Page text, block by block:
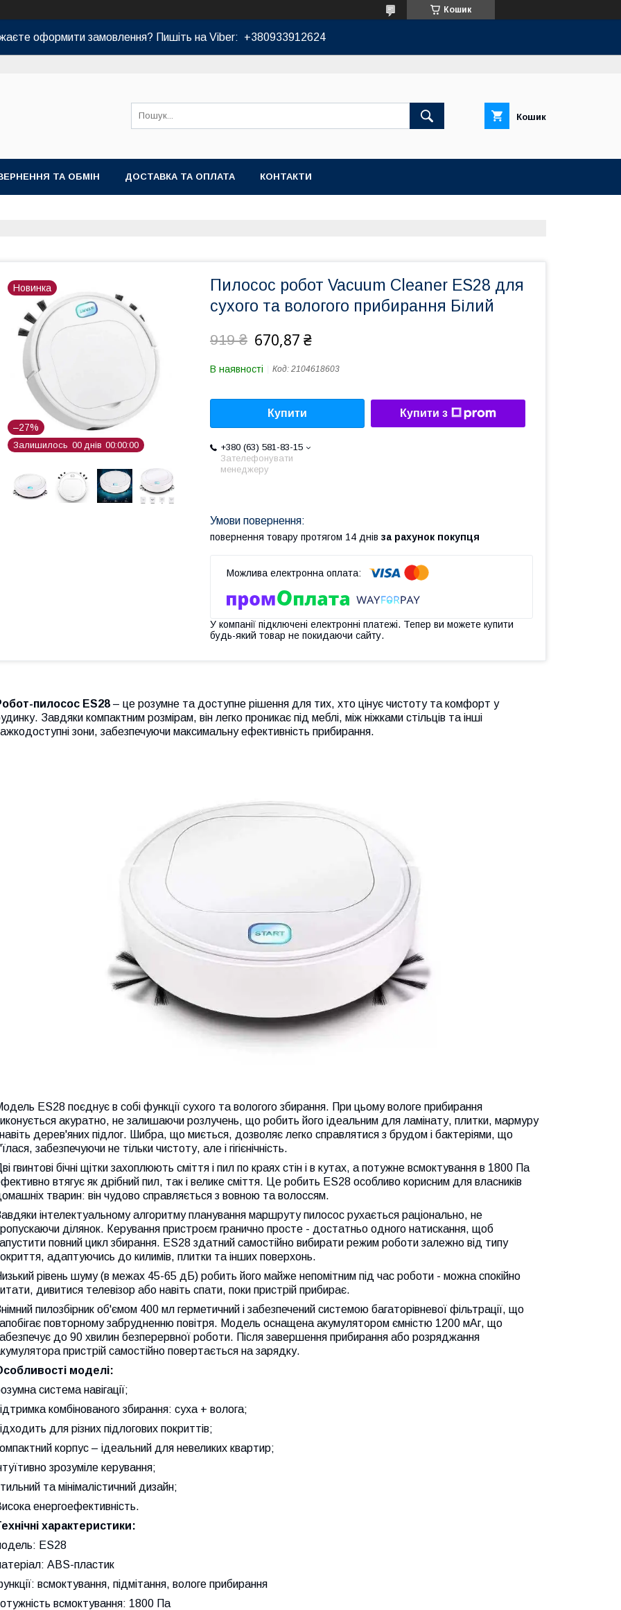
Кошик
оформити замовлення? Пишіть на Viber: +380933912624
Кошик
ТА ОБМІН ДОСТАВКА ТА ОПЛАТА КОНТАКТИ
Новинка
–27%
Залишилось 00 днів 00 00 00
Пилосос робот Vacuum Cleaner ES28 для
сухого та вологого прибирання Білий
919 ₴ 670,87 ₴
В наявності Код: 2104618603
Купити Купити з
+380 (63) 581-83-15
Зателефонувати
менеджеру
повернення товару протягом 14 днів за рахунок покупця
У компанії підключені електронні платежі. Тепер ви можете купити
будь-який товар не покидаючи сайту.
пилосос ES28 – це розумне та доступне рішення для тих, хто цінує чистоту та комфорт у
Завдяки компактним розмірам, він легко проникає під меблі, між ніжками стільців та інші
зони, забезпечуючи максимальну ефективність прибирання.
ES28 поєднує в собі функції сухого та вологого збирання. При цьому вологе прибирання
акуратно, не залишаючи розлучень, що робить його ідеальним для ламінату, плитки, мармуру
навіть дерев'яних підлог. Шибра, що миється, дозволяє легко справлятися з брудом і бактеріями, що
забезпечуючи не тільки чистоту, але і гігієнічність.
гвинтові бічні щітки захоплюють сміття і пил по краях стін і в кутах, а потужне всмоктування в 1800 Па
втягує як дрібний пил, так і велике сміття. Це робить ES28 особливо корисним для власників
тварин: він чудово справляється з вовною та волоссям.
інтелектуальному алгоритму планування маршруту пилосос рухається раціонально, не
ділянок. Керування пристроєм гранично просте - достатньо одного натискання, щоб
повний цикл збирання. ES28 здатний самостійно вибирати режим роботи залежно від типу
адаптуючись до килимів, плитки та інших поверхонь.
рівень шуму (в межах 45-65 дБ) робить його майже непомітним під час роботи - можна спокійно
дивитися телевізор або навіть спати, поки пристрій прибирає.
пилозбірник об'ємом 400 мл герметичний і забезпечений системою багаторівневої фільтрації, що
повторному забрудненню повітря. Модель оснащена акумулятором ємністю 1200 мАг, що
до 90 хвилин безперервної роботи. Після завершення прибирання або розряджання
пристрій самостійно повертається на зарядку.
моделі:
система навігації;
комбінованого збирання: суха + волога;
для різних підлогових покриттів;
корпус – ідеальний для невеликих квартир;
зрозуміле керування;
та мінімалістичний дизайн;
енергоефективність.
характеристики:
ES28
ABS-пластик
всмоктування, підмітання, вологе прибирання
всмоктування: 1800 Па